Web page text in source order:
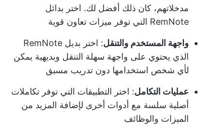
مدخلاتهم، كان ذلك أفضل لك. اختر بدائل
RemNote التي توفر ميزات تعاون قوية
واجهة المستخدم والتنقل
: اختر بديل RemNote
الذي يحتوي على واجهة سهلة التنقل وبديهية يمكن
لأي شخص استخدامها دون تدريب مسبق
عمليات التكامل: اختر التطبيقات التي توفر تكاملات
أصلية سلسة مع أدوات أخرى لإضافة المزيد من
الميزات والوظائف